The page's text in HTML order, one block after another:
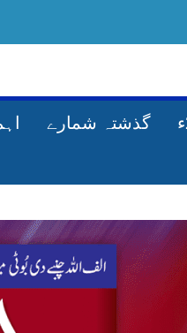
گذشتہ شمارے